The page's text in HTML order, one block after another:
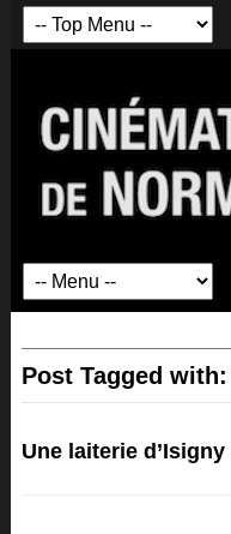
Post Tagged
Une laiterie d’Isigny